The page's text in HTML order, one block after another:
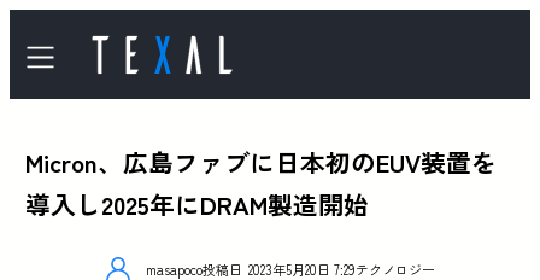
Micron、広島ファブに日本初のEUV装置を
導入し2025年にDRAM製造開始
masapoco投稿日 2023年5月20日 7:29テクノロジー